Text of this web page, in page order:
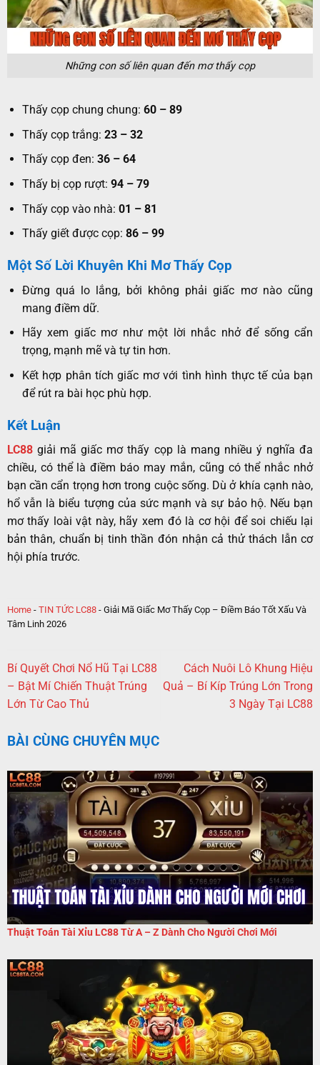
Những con số liên quan đến mơ thấy cọp
Thấy cọp chung chung: 60 – 89
Thấy cọp trắng: 23 – 32
Thấy cọp đen: 36 – 64
Thấy bị cọp rượt: 94 – 79
Thấy cọp vào nhà: 01 – 81
Thấy giết được cọp: 86 – 99
Một Số Lời Khuyên Khi Mơ Thấy Cọp
Đừng quá lo lắng, bởi không phải giấc mơ nào cũng
mang điềm dữ.
Hãy xem giấc mơ như một lời nhắc nhở để sống cẩn
trọng, mạnh mẽ và tự tin hơn.
Kết hợp phân tích giấc mơ với tình hình thực tế của bạn
để rút ra bài học phù hợp.
Kết Luận
LC88giải mã giấc mơ thấy cọp là mang nhiều ý nghĩa đa
chiều, có thể là điềm báo may mắn, cũng có thể nhắc nhở
bạn cần cẩn trọng hơn trong cuộc sống. Dù ở khía cạnh nào,
hổ vẫn là biểu tượng của sức mạnh và sự bảo hộ. Nếu bạn
mơ thấy loài vật này, hãy xem đó là cơ hội để soi chiếu lại
bản thân, chuẩn bị tinh thần đón nhận cả thử thách lẫn cơ
hội phía trước.
Home- TIN TỨC LC88- Giải Mã Giấc Mơ Thấy Cọp – Điềm Báo Tốt Xấu Và
Tâm Linh 2026
Bí Quyết Chơi Nổ Hũ Tại LC88
– Bật Mí Chiến Thuật Trúng
Lớn Từ Cao Thủ
Cách Nuôi Lô Khung Hiệu
Quả – Bí Kíp Trúng Lớn Trong
3 Ngày Tại LC88
BÀI CÙNG CHUYÊN MỤC
Thuật Toán Tài Xỉu LC88 Từ A – Z Dành Cho Người Chơi Mới